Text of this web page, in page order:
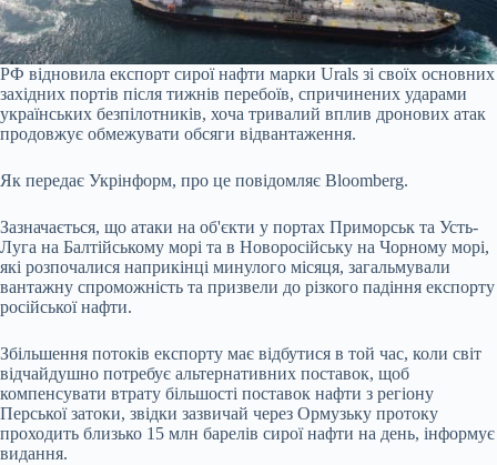
РФ відновила експорт сирої нафти марки Urals зі своїх основних
західних портів після тижнів перебоїв, спричинених ударами
українських безпілотників, хоча тривалий вплив дронових атак
продовжує обмежувати обсяги відвантаження.
Як передає Укрінформ, про це повідомляє Bloomberg.
Зазначається, що атаки на об'єкти у портах Приморськ та Усть-
Луга на Балтійському морі та в Новоросійську на Чорному морі,
які розпочалися наприкінці минулого місяця, загальмували
вантажну спроможність та призвели до різкого падіння експорту
російської нафти.
Збільшення потоків експорту має відбутися в той час, коли світ
відчайдушно потребує альтернативних поставок, щоб
компенсувати втрату більшості поставок нафти з регіону
Перської затоки, звідки зазвичай через Ормузьку протоку
проходить близько 15 млн барелів сирої нафти на день, інформує
видання.